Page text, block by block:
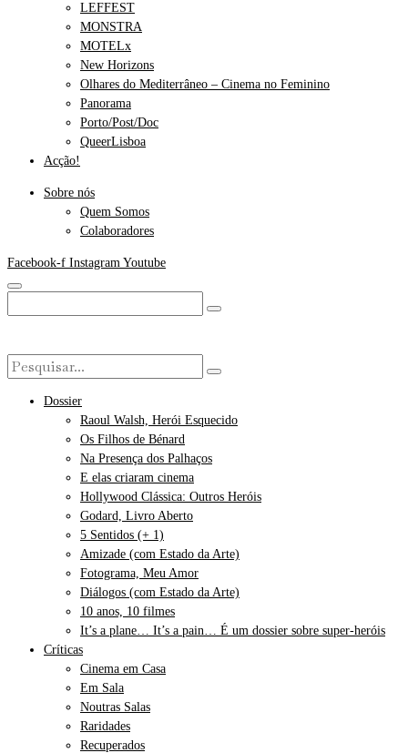
LEFFEST
MONSTRA
MOTELx
New Horizons
Olhares do Mediterrâneo – Cinema no Feminino
Panorama
Porto/Post/Doc
QueerLisboa
Acção!
Sobre nós
Quem Somos
Colaboradores
Facebook-f Instagram Youtube
Dossier
Raoul Walsh, Herói Esquecido
Os Filhos de Bénard
Na Presença dos Palhaços
E elas criaram cinema
Hollywood Clássica: Outros Heróis
Godard, Livro Aberto
5 Sentidos (+ 1)
Amizade (com Estado da Arte)
Fotograma, Meu Amor
Diálogos (com Estado da Arte)
10 anos, 10 filmes
It’s a plane… It’s a pain… É um dossier sobre super-heróis
Críticas
Cinema em Casa
Em Sala
Noutras Salas
Raridades
Recuperados